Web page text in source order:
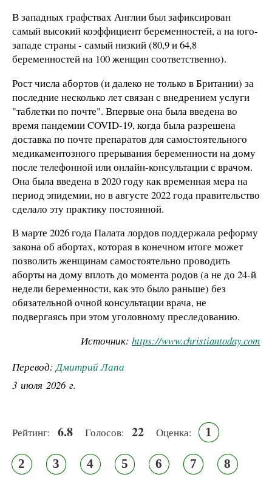
В западных графствах Англии был зафиксирован
самый высокий коэффициент беременностей, а на юго-
западе страны - самый низкий (80,9 и 64,8
беременностей на 100 женщин соответственно).
Рост числа абортов (и далеко не только в Британии) за
последние несколько лет связан с внедрением услуги
"таблетки по почте". Впервые она была введена во
время пандемии COVID-19, когда была разрешена
доставка по почте препаратов для самостоятельного
медикаментозного прерывания беременности на дому
после телефонной или онлайн-консультации с врачом.
Она была введена в 2020 году как временная мера на
период эпидемии, но в августе 2022 года правительство
сделало эту практику постоянной.
В марте 2026 года Палата лордов поддержала реформу
закона об абортах, которая в конечном итоге может
позволить женщинам самостоятельно проводить
аборты на дому вплоть до момента родов (а не до 24-й
недели беременности, как это было раньше) без
обязательной очной консультации врача, не
подвергаясь при этом уголовному преследованию.
Источник: https://www.christiantoday.com
Перевод:Дмитрий Лапа
3 июля 2026 г.
Рейтинг: 6.8 Голосов: 22 Оценка: 1
2 3 4 5 6 7 8